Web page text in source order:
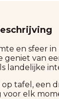
en sfeer
geniet van
landelijke
op tafel, een
voor elk